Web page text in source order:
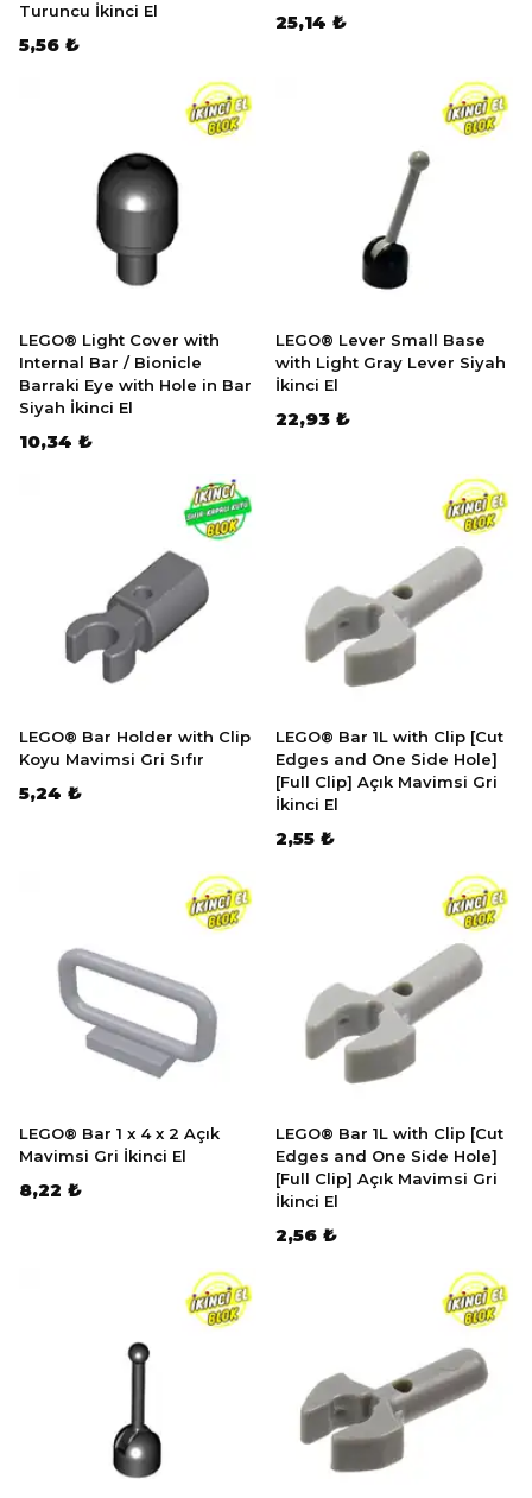
Turuncu İkinci El
5,56 ₺
25,14 ₺
LEGO® Light Cover with
Internal Bar / Bionicle
Barraki Eye with Hole in Bar
Siyah İkinci El
10,34 ₺
LEGO® Lever Small Base
with Light Gray Lever Siyah
İkinci El
22,93 ₺
LEGO® Bar Holder with Clip
Koyu Mavimsi Gri Sıfır
5,24 ₺
LEGO® Bar 1L with Clip [Cut
Edges and One Side Hole]
[Full Clip] Açık Mavimsi Gri
İkinci El
2,55 ₺
LEGO® Bar 1 x 4 x 2 Açık
Mavimsi Gri İkinci El
8,22 ₺
LEGO® Bar 1L with Clip [Cut
Edges and One Side Hole]
[Full Clip] Açık Mavimsi Gri
İkinci El
2,56 ₺